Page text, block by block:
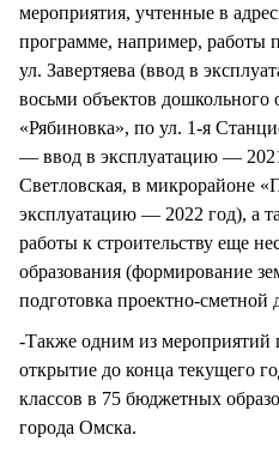
мероприятия, учтенные в
программе, например, работы
ул. Завертяева (ввод в
восьми объектов дошкольного
«Рябиновка», по ул. 1-я
— ввод в эксплуатацию —
Светловская, в микрорайоне
эксплуатацию — 2022 год), а
работы к строительству еще
образования (формирование
подготовка проектно-сметной
-Также одним из мероприятий
открытие до конца текущего
классов в 75 бюджетных
города Омска.